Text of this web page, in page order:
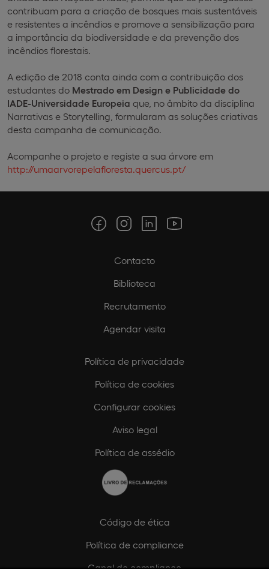
contribuam para a criação de bosques mais sustentáveis
e resistentes a incêndios e promove a sensibilização para
a importância da biodiversidade e da prevenção dos
incêndios florestais.
A edição de 2018 conta ainda com a contribuição dos
estudantes do Mestrado em Design e Publicidade do
IADE-Universidade Europeia que, no âmbito da disciplina
Narrativas e Storytelling, formularam as soluções criativas
desta campanha de comunicação.
Acompanhe o projeto e registe a sua árvore em
http://umaarvorepelafloresta.quercus.pt/
Contacto
Biblioteca
Recrutamento
Agendar visita
Política de privacidade
Política de cookies
Configurar cookies
Aviso legal
Política de assédio
Código de ética
Política de compliance
Canal de compliance